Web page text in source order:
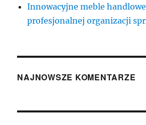
Innowacyjne meble
profesjonalnej organizacji
NAJNOWSZE KOMENTARZE